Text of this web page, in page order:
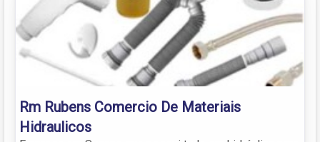
Rm Rubens Comercio De Materiais
Hidraulicos